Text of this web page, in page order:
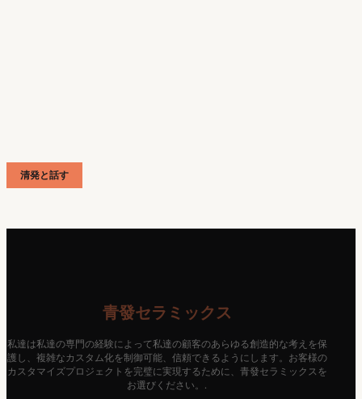
清発と話す
青發セラミックス
私達は私達の専門の経験によって私達の顧客のあらゆる創造的な考えを保
護し、複雑なカスタム化を制御可能、信頼できるようにします。お客様の
カスタマイズプロジェクトを完璧に実現するために、青發セラミックスを
お選びください。.